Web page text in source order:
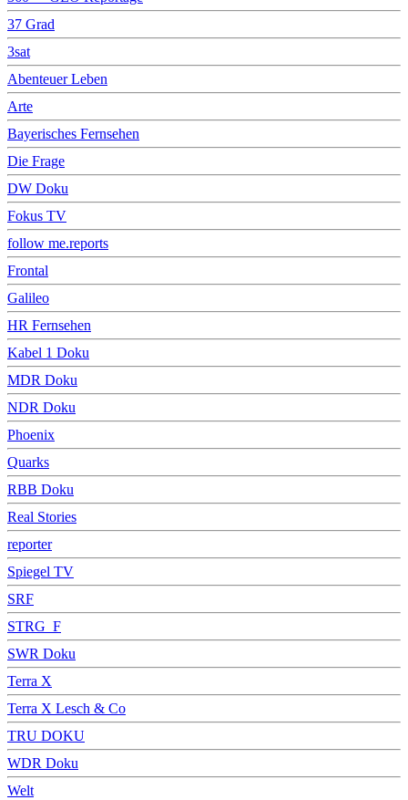
37 Grad
3sat
Abenteuer Leben
Arte
Bayerisches Fernsehen
Die Frage
DW Doku
Fokus TV
follow me.reports
Frontal
Galileo
HR Fernsehen
Kabel 1 Doku
MDR Doku
NDR Doku
Phoenix
Quarks
RBB Doku
Real Stories
reporter
Spiegel TV
SRF
STRG_F
SWR Doku
Terra X
Terra X Lesch & Co
TRU DOKU
WDR Doku
Welt